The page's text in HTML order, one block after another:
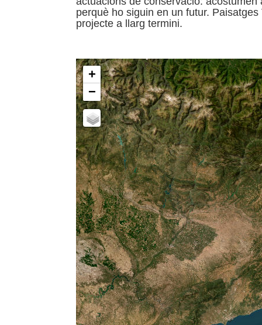
perquè ho siguin en un futur.
projecte a llarg termini.
+
−